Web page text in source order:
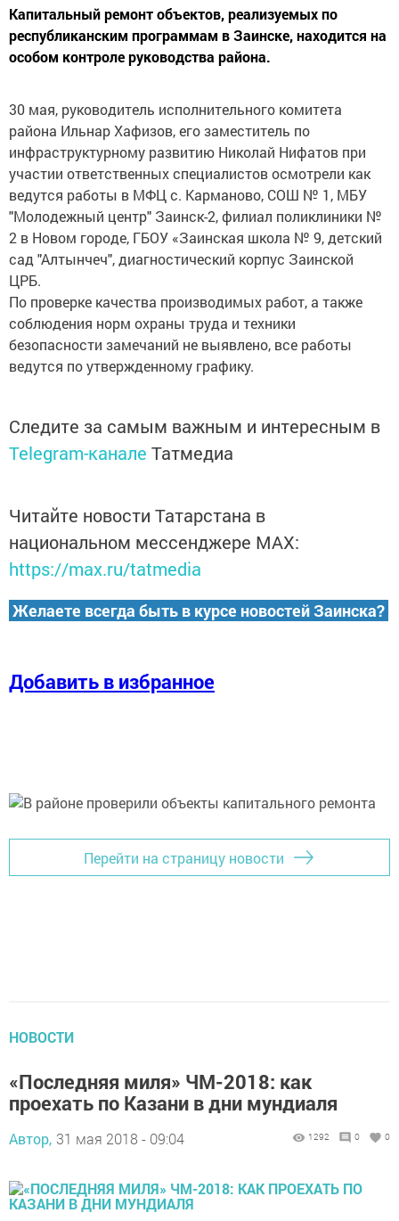
Капитальный ремонт объектов, реализуемых по
республиканским программам в Заинске, находится на
особом контроле руководства района.
30 мая, руководитель исполнительного комитета
района Ильнар Хафизов, его заместитель по
инфраструктурному развитию Николай Нифатов при
участии ответственных специалистов осмотрели как
ведутся работы в МФЦ с. Карманово, СОШ № 1, МБУ
"Молодежный центр" Заинск-2, филиал поликлиники №
2 в Новом городе, ГБОУ «Заинская школа № 9, детский
сад "Алтынчеч", диагностический корпус Заинской
ЦРБ.
По проверке качества производимых работ, а также
соблюдения норм охраны труда и техники
безопасности замечаний не выявлено, все работы
ведутся по утвержденному графику.
Следите за самым важным и интересным в
Telegram-канале Татмедиа
Читайте новости Татарстана в
национальном мессенджере MАХ:
https://max.ru/tatmedia
Желаете всегда быть в курсе новостей Заинска?
Добавить в избранное
Перейти на страницу новости
НОВОСТИ
«Последняя миля» ЧМ-2018: как
проехать по Казани в дни мундиаля
Автор, 31 мая 2018 - 09:04 1292 0 0